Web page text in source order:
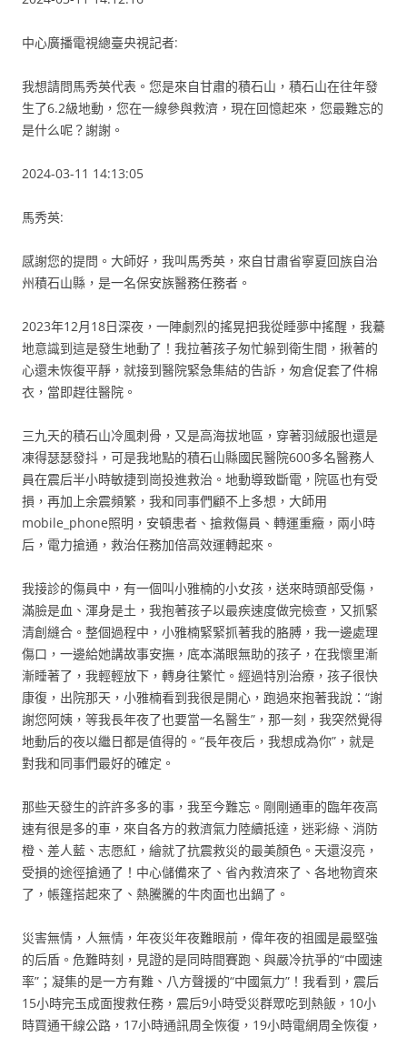
中心廣播電視總臺央視記者:
我想請問馬秀英代表。您是來自甘肅的積石山，積石山在往年發
生了6.2級地動，您在一線參與救濟，現在回憶起來，您最難忘的
是什么呢？謝謝。
2024-03-11 14:13:05
馬秀英:
感謝您的提問。大師好，我叫馬秀英，來自甘肅省寧夏回族自治
州積石山縣，是一名保安族醫務任務者。
2023年12月18日深夜，一陣劇烈的搖晃把我從睡夢中搖醒，我驀
地意識到這是發生地動了！我拉著孩子匆忙躲到衛生間，揪著的
心還未恢復平靜，就接到醫院緊急集結的告訴，匆倉促套了件棉
衣，當即趕往醫院。
三九天的積石山冷風刺骨，又是高海拔地區，穿著羽絨服也還是
凍得瑟瑟發抖，可是我地點的積石山縣國民醫院600多名醫務人
員在震后半小時敏捷到崗投進救治。地動導致斷電，院區也有受
損，再加上余震頻繁，我和同事們顧不上多想，大師用
mobile_phone照明，安頓患者、搶救傷員、轉運重癥，兩小時
后，電力搶通，救治任務加倍高效運轉起來。
我接診的傷員中，有一個叫小雅楠的小女孩，送來時頭部受傷，
滿臉是血、渾身是土，我抱著孩子以最疾速度做完檢查，又抓緊
清創縫合。整個過程中，小雅楠緊緊抓著我的胳膊，我一邊處理
傷口，一邊給她講故事安撫，底本滿眼無助的孩子，在我懷里漸
漸睡著了，我輕輕放下，轉身往繁忙。經過特別治療，孩子很快
康復，出院那天，小雅楠看到我很是開心，跑過來抱著我說：“謝
謝您阿姨，等我長年夜了也要當一名醫生”，那一刻，我突然覺得
地動后的夜以繼日都是值得的。“長年夜后，我想成為你”，就是
對我和同事們最好的確定。
那些天發生的許許多多的事，我至今難忘。剛剛通車的臨年夜高
速有很是多的車，來自各方的救濟氣力陸續抵達，迷彩綠、消防
橙、差人藍、志愿紅，繪就了抗震救災的最美顏色。天還沒亮，
受損的途徑搶通了！中心儲備來了、省內救濟來了、各地物資來
了，帳篷搭起來了、熱騰騰的牛肉面也出鍋了。
災害無情，人無情，年夜災年夜難眼前，偉年夜的祖國是最堅強
的后盾。危難時刻，見證的是同時間賽跑、與嚴冷抗爭的“中國速
率”；凝集的是一方有難、八方聲援的“中國氣力”！我看到，震后
15小時完玉成面搜救任務，震后9小時受災群眾吃到熱飯，10小
時買通干線公路，17小時通訊周全恢復，19小時電網周全恢復，